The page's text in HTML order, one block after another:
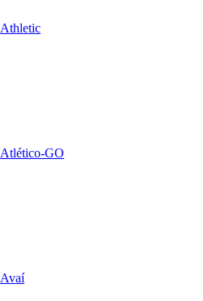
Athletic
Atlético-GO
Avaí